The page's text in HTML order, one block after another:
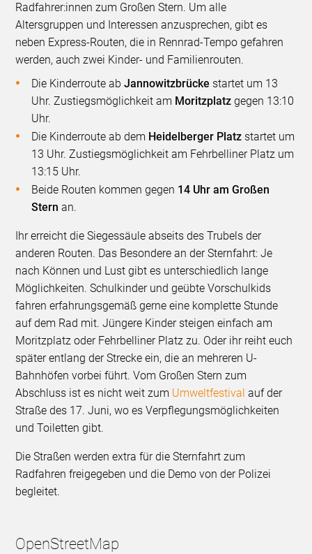
Radfahrer:innen zum Großen Stern. Um alle
Altersgruppen und Interessen anzusprechen, gibt es
neben Express-Routen, die in Rennrad-Tempo gefahren
werden, auch zwei Kinder- und Familienrouten.
Die Kinderroute abJannowitzbrücke startet um 13
Uhr. Zustiegsmöglichkeit am Moritzplatz gegen 13:10
Uhr.
Die Kinderroute ab dem Heidelberger Platz startet um
13 Uhr. Zustiegsmöglichkeit am Fehrbelliner Platz um
13:15 Uhr.
Beide Routen kommen gegen 14 Uhr am Großen
Stern an.
Ihr erreicht die Siegessäule abseits des Trubels der
anderen Routen. Das Besondere an der Sternfahrt: Je
nach Können und Lust gibt es unterschiedlich lange
Möglichkeiten. Schulkinder und geübte Vorschulkids
fahren erfahrungsgemäß gerne eine komplette Stunde
auf dem Rad mit. Jüngere Kinder steigen einfach am
Moritzplatz oder Fehrbelliner Platz zu. Oder ihr reiht euch
später entlang der Strecke ein, die an mehreren U-
Bahnhöfen vorbei führt. Vom Großen Stern zum
Abschluss ist es nicht weit zum Umweltfestivalauf der
Straße des 17. Juni, wo es Verpflegungsmöglichkeiten
und Toiletten gibt.
Die Straßen werden extra für die Sternfahrt zum
Radfahren freigegeben und die Demo von der Polizei
begleitet.
OpenStreetMap